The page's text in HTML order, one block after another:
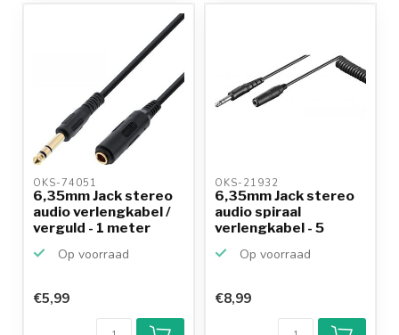
OKS-74051
6,35mm Jack stereo
audio verlengkabel /
verguld - 1 meter
Op voorraad
€5,99
OKS-21932
6,35mm Jack stereo
audio spiraal
verlengkabel - 5
Op voorraad
€8,99